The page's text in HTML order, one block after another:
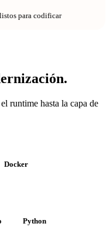
para codificar
runtime hasta la capa de
Docker
Python